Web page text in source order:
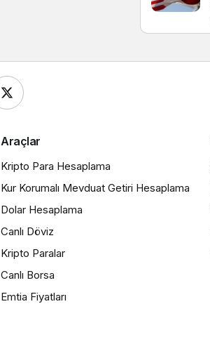
Araçlar
Kripto Para Hesaplama
Kur Korumalı Mevduat Getiri Hesaplama
Dolar Hesaplama
Canlı Döviz
Kripto Paralar
Canlı Borsa
Emtia Fiyatları